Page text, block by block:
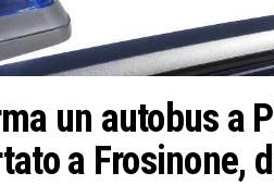
un autobus a
a Frosinone,